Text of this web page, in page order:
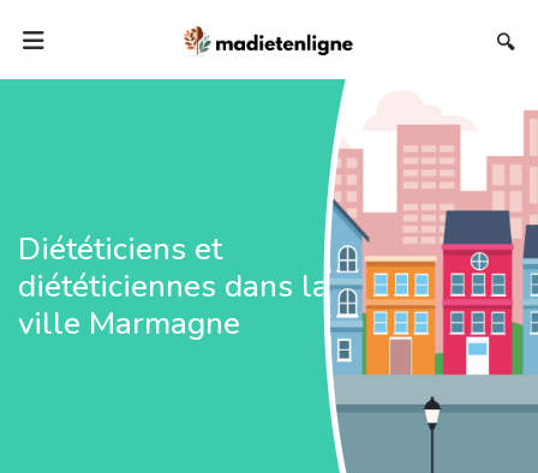
🔍
Diététiciens et
diététiciennes dans la
ville Marmagne